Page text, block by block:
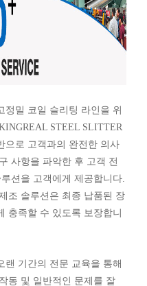
밀 코일 슬리팅 라인을 위
STEEL SLITTER
으로 고객과의 완전한 의사
사항을 파악한 후 고객 전
션을 고객에게 제공합니다.
조 솔루션은 최종 납품된 장
충족할 수 있도록 보장합니
랜 기간의 전문 교육을 통해
동 및 일반적인 문제를 잘